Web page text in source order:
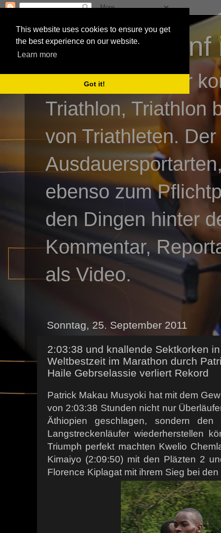
This website uses cookies to ensure you get
the best experience on our website.
Learn more
Got it!
3athlon - #dnf
Kai Baumgartner
Triathlon, Triathlon
von Triathleten.
ebenso zum
den Dingen hinter
Kommentar,
als Video.
Sonntag, 25. September 2011
2:03:38 und knallende Sektkorken
Weltbestzeit im Marathon durch
Haile Gebrselassie verliert Rekord
Patrick Makau Musyoki hat mit dem
von 2:03:38 Stunden nicht nur
Äthiopien geschlagen, sondern den
Langstreckenläufer wiederherstellen
Triumph perfekt machten Kwelio
Kimaiyo (2:09:50) mit den Pläzten 2
Florence Kiplagat mit ihrem Sieg bei